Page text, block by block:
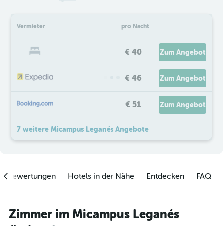
Vermieter pro Nacht
€ 40 Zum Angebot
€ 46 Zum Angebot
€ 51 Zum Angebot
7 weitere Micampus Leganés Angebote
Hotels in der Nähe Entdecken FAQ
Zimmer im Micampus Leganés